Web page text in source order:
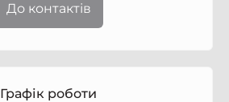
До контактів
Графік роботи